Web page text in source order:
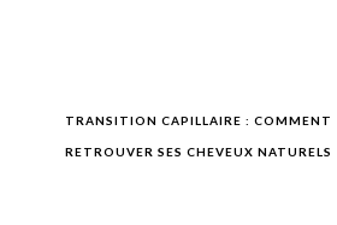
TRANSITION CAPILLAIRE : COMMENT
RETROUVER SES CHEVEUX NATURELS